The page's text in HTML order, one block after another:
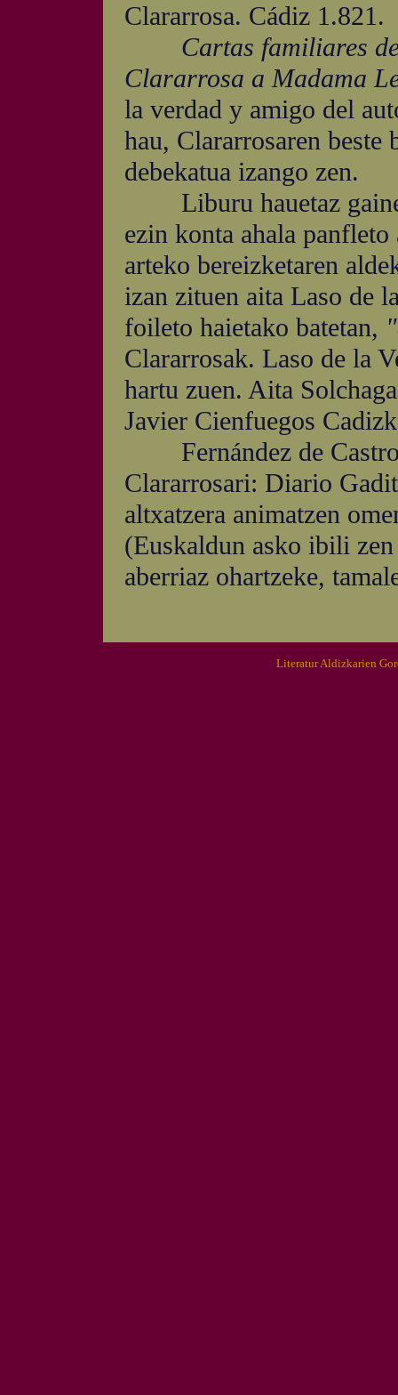
Clararrosa. Cádiz 1.821.
Cartas familiares
Clararrosa a Madama
la verdad y amigo del
hau, Clararrosaren beste
debekatua izango zen.
Liburu hauetaz
ezin konta ahala
arteko bereizketaren
izan zituen aita Laso de
foileto haietako batetan,
Clararrosak. Laso de la
hartu zuen. Aita
Javier Cienfuegos
Fernández de
Clararrosari: Diario
altxatzera animatzen
(Euskaldun asko ibili
aberriaz ohartzeke,
Literatur Aldizkarien